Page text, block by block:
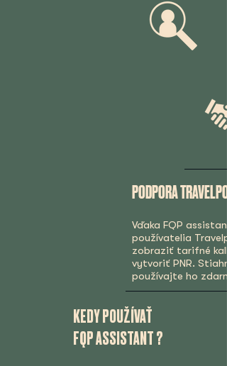
PODPORA
Vďaka FQP
používatelia
zobraziť tarifné
vytvoriť PNR.
používajte ho
KEDY POUŽÍVAŤ
FQP ASSISTANT ?